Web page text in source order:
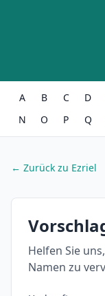
A B C D
N
O P Q
← Zurück zu Ezriel
Helfen Sie
Namen zu